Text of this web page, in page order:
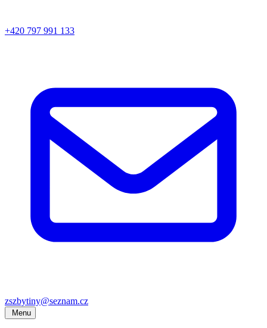
+420 797 991 133
zszbytiny@seznam.cz
Menu